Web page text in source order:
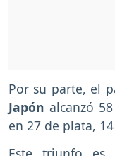
Por su parte, el
Japón alcanzó
en 27 de plata,